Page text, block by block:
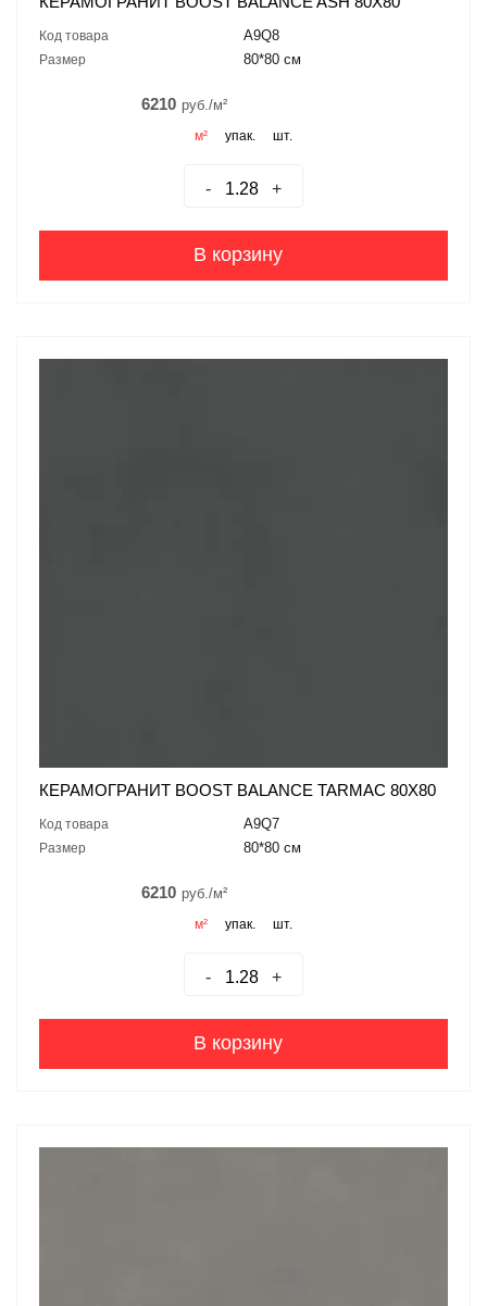
Код товара A9Q8
Размер 80*80 см
6210 руб./м²
м² упак. шт.
- +
В корзину
КЕРАМОГРАНИТ BOOST BALANCE TARMAC 80X80
Код товара A9Q7
Размер 80*80 см
6210 руб./м²
м² упак. шт.
- +
В корзину